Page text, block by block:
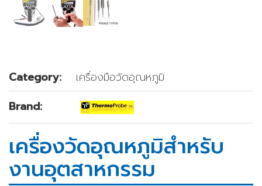
Category:
เครื่องมือวัดอุณหภูมิ
Brand:
เครื่องวัดอุณหภูมิสำหรับ
งานอุตสาหกรรม